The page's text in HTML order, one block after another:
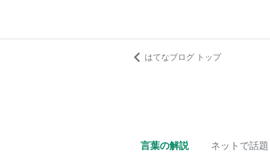
はてなブログ トップ
言葉の解説 ネットで話題